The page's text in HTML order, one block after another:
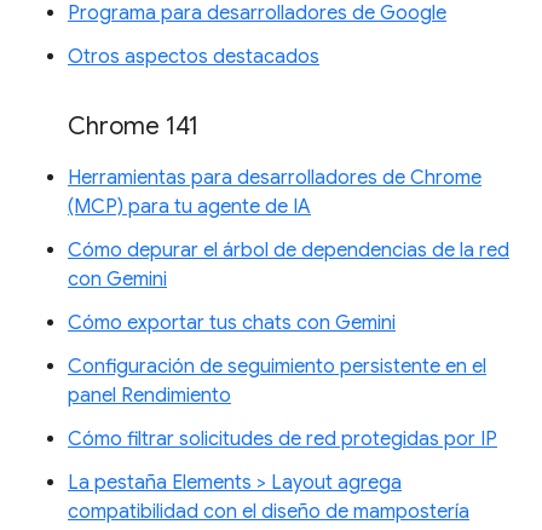
Programa para desarrolladores de Google
Otros aspectos destacados
Chrome 141
Herramientas para desarrolladores de Chrome
(MCP) para tu agente de IA
Cómo depurar el árbol de dependencias de la red
con Gemini
Cómo exportar tus chats con Gemini
Configuración de seguimiento persistente en el
panel Rendimiento
Cómo filtrar solicitudes de red protegidas por IP
La pestaña Elements > Layout agrega
compatibilidad con el diseño de mampostería